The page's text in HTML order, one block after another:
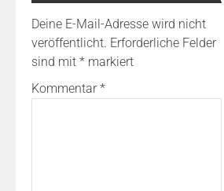
Deine E-Mail-Adresse wird nicht
veröffentlicht. Erforderliche Felder
sind mit * markiert
Kommentar *